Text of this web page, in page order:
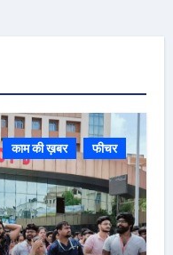
काम की ख़बर फीचर